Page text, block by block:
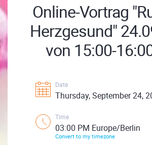
Online-Vortrag
Herzgesund"
von 15:00-
Date
Thursday, September 24,
Time
03:00 PM Europe/Berlin
Convert to my timezone